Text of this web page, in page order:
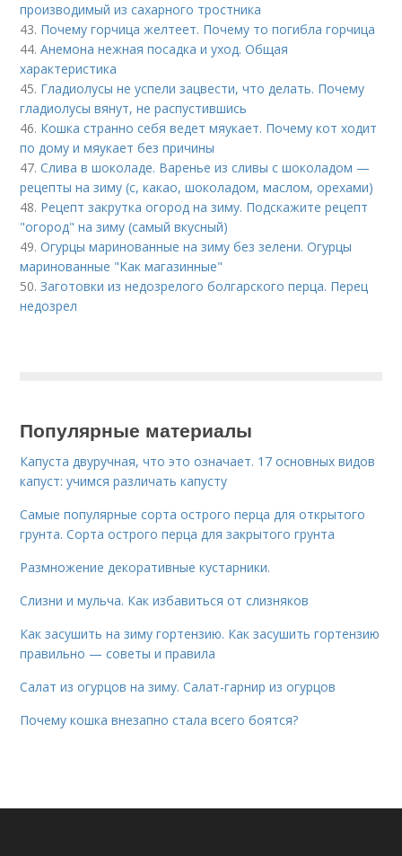
производимый из сахарного тростника
43. Почему горчица желтеет. Почему то погибла горчица
44.Анемона нежная посадка и уход. Общая
характеристика
45. Гладиолусы не успели зацвести, что делать. Почему
гладиолусы вянут, не распустившись
46. Кошка странно себя ведет мяукает. Почему кот ходит
по дому и мяукает без причины
47.Слива в шоколаде. Варенье из сливы с шоколадом —
рецепты на зиму (с, какао, шоколадом, маслом, орехами)
48. Рецепт закрутка огород на зиму. Подскажите рецепт
"огород" на зиму (самый вкусный)
49.Огурцы маринованные на зиму без зелени. Огурцы
маринованные "Как магазинные"
50.Заготовки из недозрелого болгарского перца. Перец
недозрел
Популярные материалы
Капуста двуручная, что это означает. 17 основных видов
капуст: учимся различать капусту
Самые популярные сорта острого перца для открытого
грунта. Сорта острого перца для закрытого грунта
Размножение декоративные кустарники.
Слизни и мульча. Как избавиться от слизняков
Как засушить на зиму гортензию. Как засушить гортензию
правильно — советы и правила
Салат из огурцов на зиму. Салат-гарнир из огурцов
Почему кошка внезапно стала всего боятся?